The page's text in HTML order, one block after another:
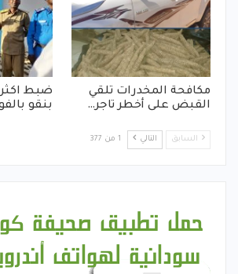
مكافحة المخدرات تلقي
القبض على أخطر تاجر…
بنقو
السابق التالي 1 من 377